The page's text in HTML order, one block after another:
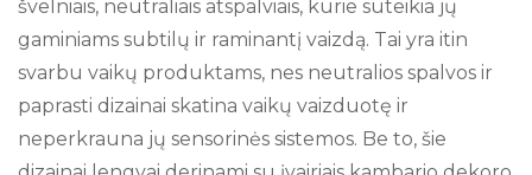
švelniais, neutraliais atspalviais, kurie suteikia jų
gaminiams subtilų ir raminantį vaizdą. Tai yra itin
svarbu vaikų produktams, nes neutralios spalvos ir
paprasti dizainai skatina vaikų vaizduotę ir
neperkrauna jų sensorinės sistemos. Be to, šie